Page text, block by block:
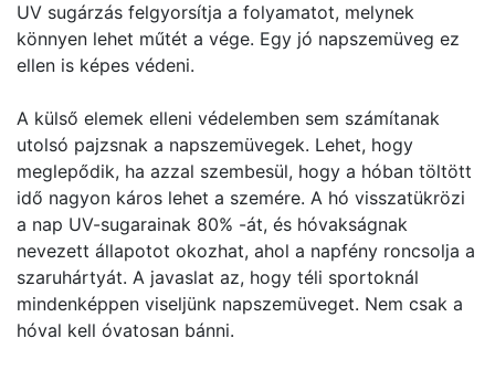
UV sugárzás felgyorsítja a folyamatot, melynek
könnyen lehet műtét a vége. Egy jó napszemüveg ez
ellen is képes védeni.
A külső elemek elleni védelemben sem számítanak
utolsó pajzsnak a napszemüvegek. Lehet, hogy
meglepődik, ha azzal szembesül, hogy a hóban töltött
idő nagyon káros lehet a szemére. A hó visszatükrözi
a nap UV-sugarainak 80% -át, és hóvakságnak
nevezett állapotot okozhat, ahol a napfény roncsolja a
szaruhártyát. A javaslat az, hogy téli sportoknál
mindenképpen viseljünk napszemüveget. Nem csak a
hóval kell óvatosan bánni.